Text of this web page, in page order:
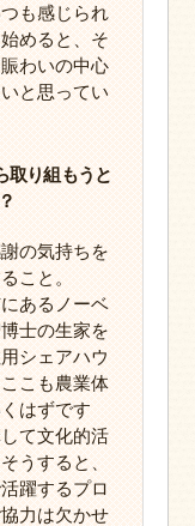
も感じられ
めると、そ
わいの中心
と思ってい
取り組もうと
の気持ちを
こと。
あるノーベ
士の生家を
シェアハウ
こも農業体
はずです
て文化的活
うすると、
躍するプロ
力は欠かせ